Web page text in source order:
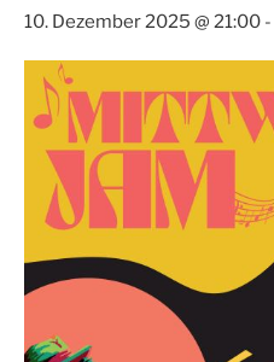
10. Dezember 2025 @ 21:00 -